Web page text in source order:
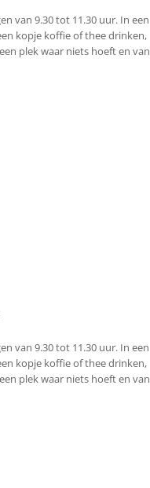
van 9.30 tot 11.30 uur. In een
kopje koffie of thee drinken,
plek waar niets hoeft en van
van 9.30 tot 11.30 uur. In een
kopje koffie of thee drinken,
plek waar niets hoeft en van